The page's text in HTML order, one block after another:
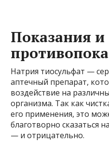
Показания и
Натрия тиосульфат —
аптечный препарат,
воздействие на
организма. Так как
его применения, это
благотворно сказаться
— и отрицательно.